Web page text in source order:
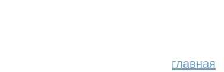
главная